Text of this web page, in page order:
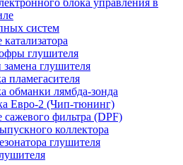
блока управления в
систем
глушителя
глушителя
пламегасителя
обманки лямбда-зонда
Евро-2 (Чип-тюнинг)
сажевого фильтра (DPF)
коллектора
глушителя